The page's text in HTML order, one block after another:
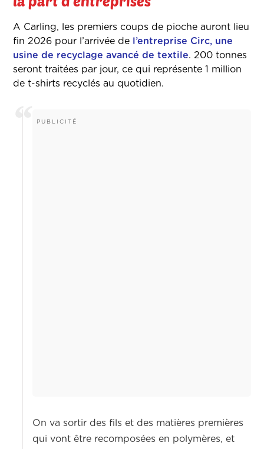
A Carling, les premiers coups de pioche auront lieu
fin 2026 pour l’arrivée de
l’entreprise Circ, une
usine de recyclage avancé de textile. 200 tonnes
seront traitées par jour, ce qui représente 1 million
de t-shirts recyclés au quotidien.
On va sortir des fils et des matières premières
qui vont être recomposées en polymères, et